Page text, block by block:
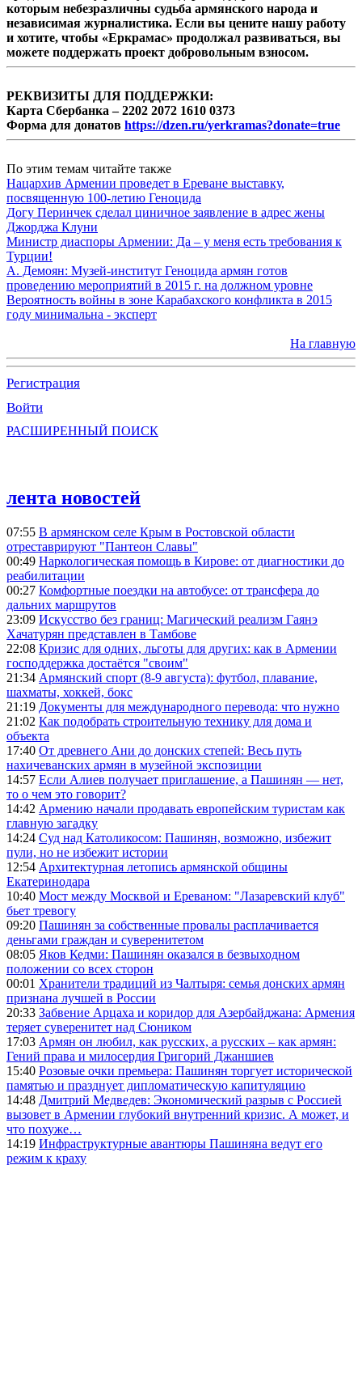
которым небезразличны судьба армянского народа и
независимая журналистика. Если вы цените нашу работу
и хотите, чтобы «Еркрамас» продолжал развиваться, вы
можете поддержать проект добровольным взносом.
РЕКВИЗИТЫ ДЛЯ ПОДДЕРЖКИ:
Карта Сбербанка – 2202 2072 1610 0373
Форма для донатов https://dzen.ru/yerkramas?donate=true
По этим темам читайте также
Нацархив Армении проведет в Ереване выставку,
посвященную 100-летию Геноцида
Догу Перинчек сделал циничное заявление в адрес жены
Джорджа Клуни
Министр диаспоры Армении: Да – у меня есть требования к
Турции!
А. Демоян: Музей-институт Геноцида армян готов
проведению мероприятий в 2015 г. на должном уровне
Вероятность войны в зоне Карабахского конфликта в 2015
году минимальна - эксперт
На главную
Регистрация
Войти
РАСШИРЕННЫЙ ПОИСК
лента новостей
07:55 В армянском селе Крым в Ростовской области
отреставрируют "Пантеон Славы"
00:49 Наркологическая помощь в Кирове: от диагностики до
реабилитации
00:27 Комфортные поездки на автобусе: от трансфера до
дальних маршрутов
23:09 Искусство без границ: Магический реализм Гаянэ
Хачатурян представлен в Тамбове
22:08 Кризис для одних, льготы для других: как в Армении
господдержка достаётся "своим"
21:34 Армянский спорт (8-9 августа): футбол, плавание,
шахматы, хоккей, бокс
21:19 Документы для международного перевода: что нужно
21:02 Как подобрать строительную технику для дома и
объекта
17:40 От древнего Ани до донских степей: Весь путь
нахичеванских армян в музейной экспозиции
14:57 Если Алиев получает приглашение, а Пашинян — нет,
то о чем это говорит?
14:42 Армению начали продавать европейским туристам как
главную загадку
14:24 Суд над Католикосом: Пашинян, возможно, избежит
пули, но не избежит истории
12:54 Архитектурная летопись армянской общины
Екатеринодара
10:40 Мост между Москвой и Ереваном: "Лазаревский клуб"
бьет тревогу
09:20 Пашинян за собственные провалы расплачивается
деньгами граждан и суверенитетом
08:05 Яков Кедми: Пашинян оказался в безвыходном
положении со всех сторон
00:01 Хранители традиций из Чалтыря: семья донских армян
признана лучшей в России
20:33 Забвение Арцаха и коридор для Азербайджана: Армения
теряет суверенитет над Сюником
17:03 Армян он любил, как русских, а русских – как армян:
Гений права и милосердия Григорий Джаншиев
15:40 Розовые очки премьера: Пашинян торгует исторической
памятью и празднует дипломатическую капитуляцию
14:48 Дмитрий Медведев: Экономический разрыв с Россией
вызовет в Армении глубокий внутренний кризис. А может, и
что похуже…
14:19 Инфраструктурные авантюры Пашиняна ведут его
режим к краху